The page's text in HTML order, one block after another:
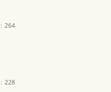
264
228